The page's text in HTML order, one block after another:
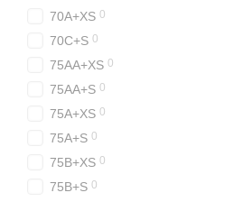
70A+XS 0
70C+S 0
75AA+XS 0
75AA+S 0
75A+XS 0
75A+S 0
75B+XS 0
75B+S 0